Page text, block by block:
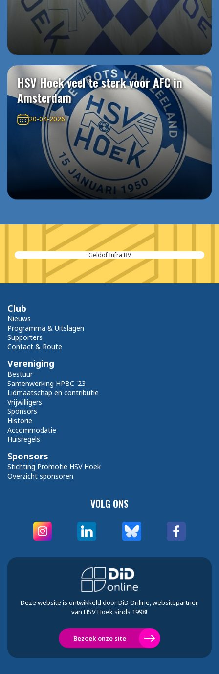
HSV Hoek veel te sterk voor AFC in
Amsterdam
20-04-2026
Geldof Infra BV
VOLG ONS
Club
Nieuws
Programma & Uitslagen
Supporters
Contact & Route
Vereniging
Bestuur
Samenwerking HPBC '23
Lidmaatschap en contributie
Vrijwilligers
Sponsors
Historie
Accommodatie
Huisregels
Sponsors
Stichting Promotie HSV Hoek
Overzicht sponsoren
Deze website is ontwikkeld door DiD Online, websitepartner
van HSV Hoek sinds 1998!
Bezoek onze site